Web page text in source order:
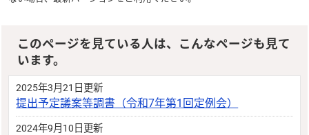
このページを見ている人は、こんなページも見て
います。
2025年3月21日更新
提出予定議案等調書（令和7年第1回定例会）
2024年9月10日更新